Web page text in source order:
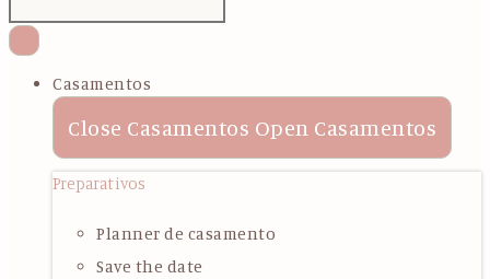
Casamentos
Close Casamentos Open Casamentos
Preparativos
Planner de casamento
Save the date